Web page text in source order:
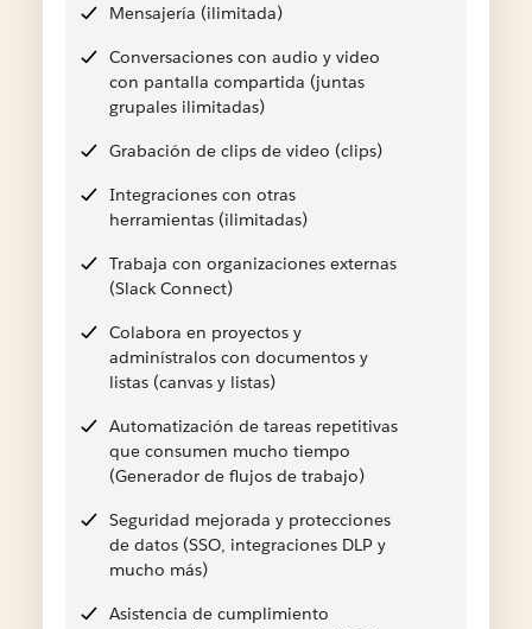
Mensajería (ilimitada)
Conversaciones con audio y video
con pantalla compartida (juntas
grupales ilimitadas)
Grabación de clips de video (clips)
Integraciones con otras
herramientas (ilimitadas)
Trabaja con organizaciones externas
(Slack Connect)
Colabora en proyectos y
adminístralos con documentos y
listas (canvas y listas)
Automatización de tareas repetitivas
que consumen mucho tiempo
(Generador de flujos de trabajo)
Seguridad mejorada y protecciones
de datos (SSO, integraciones DLP y
mucho más)
Asistencia de cumplimiento